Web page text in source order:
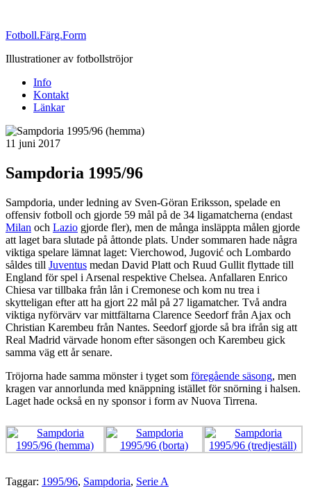
Fotboll.Färg.Form
Illustrationer av fotbollströjor
Info
Kontakt
Länkar
Publicerat
11 juni 2017
Sampdoria 1995/96
Sampdoria, under ledning av Sven-Göran Eriksson, spelade en
offensiv fotboll och gjorde 59 mål på de 34 ligamatcherna (endast
Milan och Lazio gjorde fler), men de många insläppta målen gjorde
att laget bara slutade på åttonde plats. Under sommaren hade några
viktiga spelare lämnat laget: Vierchowod, Jugović och Lombardo
såldes till Juventus medan David Platt och Ruud Gullit flyttade till
England för spel i Arsenal respektive Chelsea. Anfallaren Enrico
Chiesa var tillbaka från lån i Cremonese och kom nu trea i
skytteligan efter att ha gjort 22 mål på 27 ligamatcher. Två andra
viktiga nyförvärv var mittfältarna Clarence Seedorf från Ajax och
Christian Karembeu från Nantes. Seedorf gjorde så bra ifrån sig att
Real Madrid värvade honom efter säsongen och Karembeu gick
samma väg ett år senare.
Tröjorna hade samma mönster i tyget som föregående säsong, men
kragen var annorlunda med knäppning istället för snörning i halsen.
Laget hade också en ny sponsor i form av Nuova Tirrena.
Taggar: 1995/96, Sampdoria, Serie A